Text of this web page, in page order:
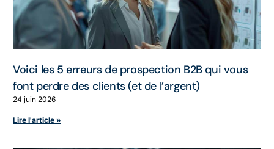
Voici les 5 erreurs de prospection B2B qui vous
font perdre des clients (et de l’argent)
24 juin 2026
Lire l'article »